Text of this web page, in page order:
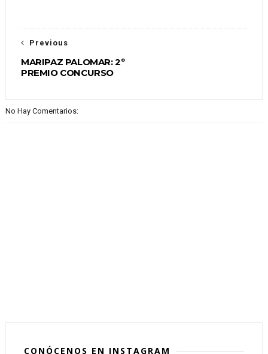
Previous
MARIPAZ PALOMAR: 2º
PREMIO CONCURSO
No Hay Comentarios:
CONÓCENOS EN INSTAGRAM